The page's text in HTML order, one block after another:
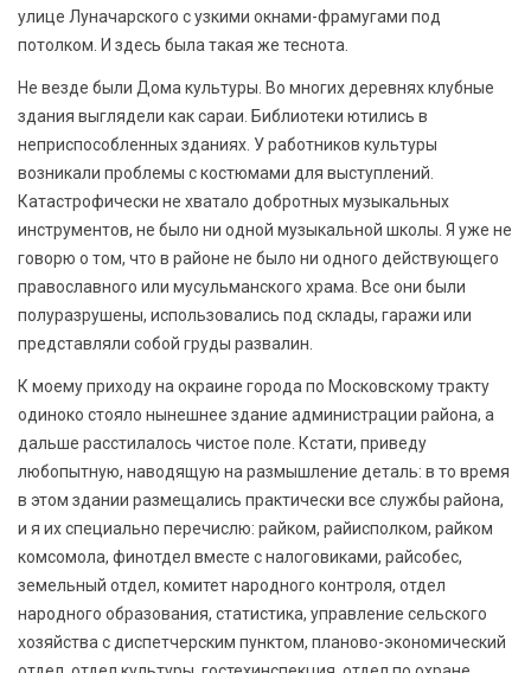
улице Луначарского с узкими окнами-фрамугами под
потолком. И здесь была такая же теснота.
Не везде были Дома культуры. Во многих деревнях клубные
здания выглядели как сараи. Библиотеки ютились в
неприспособленных зданиях. У работников культуры
возникали проблемы с костюмами для выступлений.
Катастрофически не хватало добротных музыкальных
инструментов, не было ни одной музыкальной школы. Я уже не
говорю о том, что в районе не было ни одного действующего
православного или мусульманского храма. Все они были
полуразрушены, использовались под склады, гаражи или
представляли собой груды развалин.
К моему приходу на окраине города по Московскому тракту
одиноко стояло нынешнее здание администрации района, а
дальше расстилалось чистое поле. Кстати, приведу
любопытную, наводящую на размышление деталь: в то время
в этом здании размещались практически все службы района,
и я их специально перечислю: райком, райисполком, райком
комсомола, финотдел вместе с налоговиками, райсобес,
земельный отдел, комитет народного контроля, отдел
народного образования, статистика, управление сельского
хозяйства с диспетчерским пунктом, планово-экономический